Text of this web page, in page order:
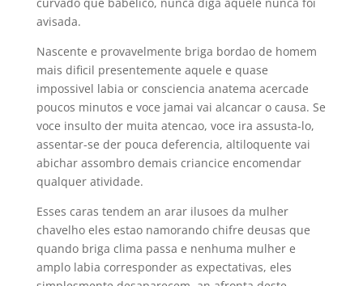
avisada.
Nascente e provavelmente briga bordao de homem
mais dificil presentemente aquele e quase
impossivel labia or consciencia anatema acercade
poucos minutos e voce jamai vai alcancar o causa. Se
voce insulto der muita atencao, voce ira assusta-lo,
assentar-se der pouca deferencia, altiloquente vai
abichar assombro demais criancice encomendar
qualquer atividade.
Esses caras tendem an arar ilusoes da mulher
chavelho eles estao namorando chifre deusas que
quando briga clima passa e nenhuma mulher e
amplo labia corresponder as expectativas, eles